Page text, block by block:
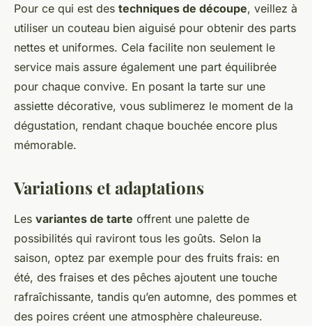
Pour ce qui est des techniques de découpe, veillez à
utiliser un couteau bien aiguisé pour obtenir des parts
nettes et uniformes. Cela facilite non seulement le
service mais assure également une part équilibrée
pour chaque convive. En posant la tarte sur une
assiette décorative, vous sublimerez le moment de la
dégustation, rendant chaque bouchée encore plus
mémorable.
Variations et adaptations
Les variantes de tarte offrent une palette de
possibilités qui raviront tous les goûts. Selon la
saison, optez par exemple pour des fruits frais: en
été, des fraises et des pêches ajoutent une touche
rafraîchissante, tandis qu’en automne, des pommes et
des poires créent une atmosphère chaleureuse.